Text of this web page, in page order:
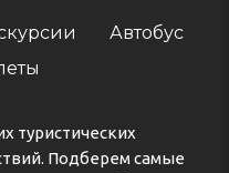
Автобус
туристических
Подберем самые